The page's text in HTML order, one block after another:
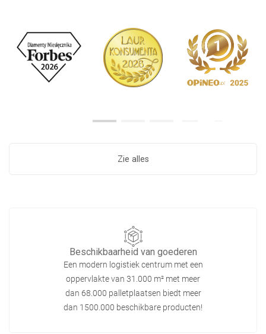
Zie alles
Beschikbaarheid van goederen
Een modern logistiek centrum met een
oppervlakte van 31.000 m² met meer
dan 68.000 palletplaatsen biedt meer
dan 1500.000 beschikbare producten!